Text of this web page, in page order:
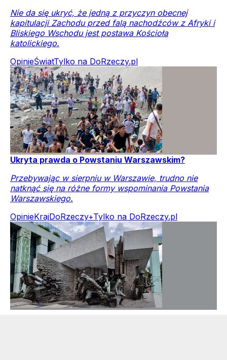
Nie da się ukryć, że jedną z przyczyn obecnej
kapitulacji Zachodu przed falą nachodźców z Afryki i
Bliskiego Wschodu jest postawa Kościoła
katolickiego.
OpinieŚwiatTylko na DoRzeczy.pl
Ukryta prawda o Powstaniu Warszawskim?
Przebywając w sierpniu w Warszawie, trudno nie
natknąć się na różne formy wspominania Powstania
Warszawskiego.
OpinieKrajDoRzeczy+Tylko na DoRzeczy.pl